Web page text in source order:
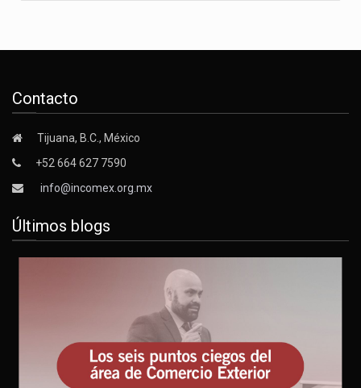
Contacto
Tijuana, B.C., México
+52 664 627 7590
info@incomex.org.mx
Últimos blogs